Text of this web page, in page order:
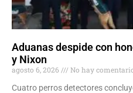
Aduanas despide con
y Nixon
agosto 6, 2026
No hay
Cuatro perros detectores